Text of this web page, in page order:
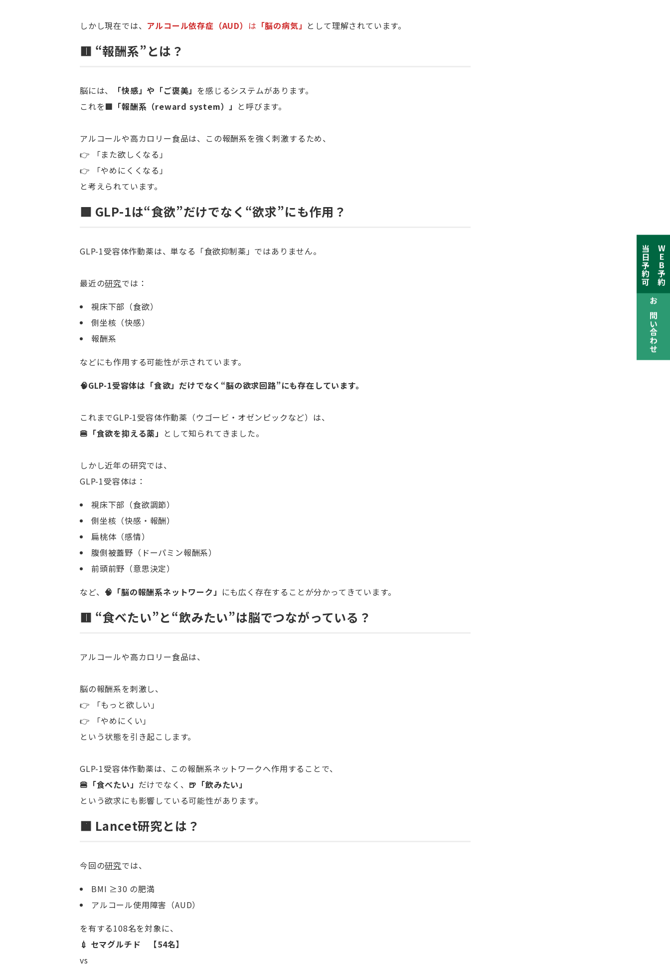
しかし現在では、 アルコール依存症（AUD） は 「脳の病気」 として理解されています。
🟥 “報酬系”とは？
脳には、 「快感」や「ご褒美」 を感じるシステムがあります。
これを🟥「報酬系（reward system）」 と呼びます。
アルコールや高カロリー食品は、この報酬系を強く刺激するため、
👉 「また欲しくなる」
👉 「やめにくくなる」
と考えられています。
🟩 GLP-1は“食欲”だけでなく“欲求”にも作用？
GLP-1受容体作動薬は、単なる「食欲抑制薬」ではありません。
最近の研究では：
視床下部（食欲）
側坐核（快感）
報酬系
などにも作用する可能性が示されています。
🧠GLP-1受容体は「食欲」だけでなく“脳の欲求回路”にも存在しています。
これまでGLP-1受容体作動薬（ウゴービ・オゼンピックなど）は、
🍔「食欲を抑える薬」 として知られてきました。
しかし近年の研究では、
GLP-1受容体は：
視床下部（食欲調節）
側坐核（快感・報酬）
扁桃体（感情）
腹側被蓋野（ドーパミン報酬系）
前頭前野（意思決定）
など、 🧠「脳の報酬系ネットワーク」 にも広く存在することが分かってきています。
🟥 “食べたい”と“飲みたい”は脳でつながっている？
アルコールや高カロリー食品は、
脳の報酬系を刺激し、
👉 「もっと欲しい」
👉 「やめにくい」
という状態を引き起こします。
GLP-1受容体作動薬は、この報酬系ネットワークへ作用することで、
🍔 「食べたい」 だけでなく、 🍺 「飲みたい」
という欲求にも影響している可能性があります。
🟧 Lancet研究とは？
今回の研究では、
BMI ≥30 の肥満
アルコール使用障害（AUD）
を有する108名を対象に、
💉 セマグルチド 【54名】
vs
WEB予約
当日予約可
お問い合わせ